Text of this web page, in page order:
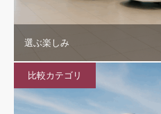
選ぶ楽しみ
比較カテゴリ